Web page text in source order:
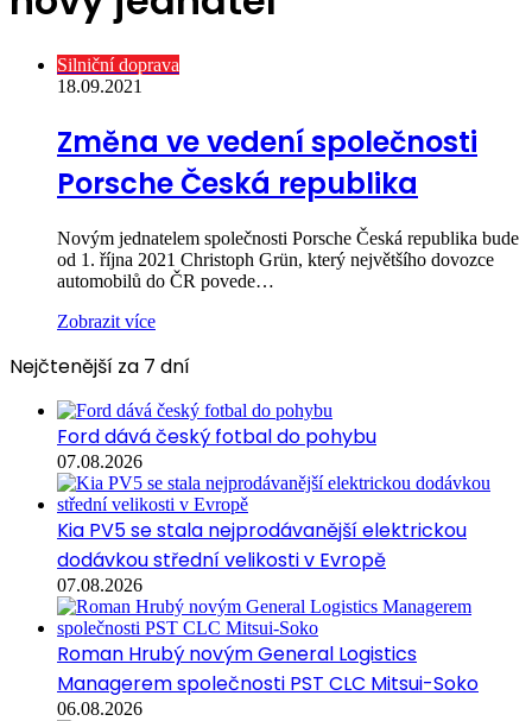
Silniční doprava
18.09.2021
Změna ve vedení společnosti
Porsche Česká republika
Novým jednatelem společnosti Porsche Česká republika bude
od 1. října 2021 Christoph Grün, který největšího dovozce
automobilů do ČR povede…
Zobrazit více
Nejčtenější za 7 dní
Ford dává český fotbal do pohybu
07.08.2026
Kia PV5 se stala nejprodávanější elektrickou
dodávkou střední velikosti v Evropě
07.08.2026
Roman Hrubý novým General Logistics
Managerem společnosti PST CLC Mitsui-Soko
06.08.2026